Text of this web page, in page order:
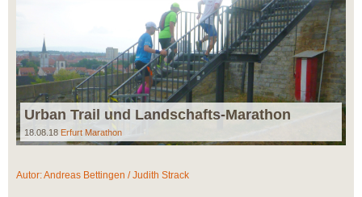
Urban Trail und Landschafts-Marathon
18.08.18 Erfurt Marathon
Autor:Andreas Bettingen / Judith Strack